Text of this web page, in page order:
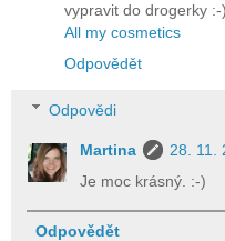
vypravit do drogerky :-)
All my cosmetics
Odpovědět
Odpovědi
Martina
28. 11.
Je moc krásný. :-)
Odpovědět